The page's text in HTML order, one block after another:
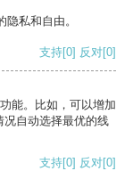
私和自由。
支持[0] 反对[0]
能。比如，可以增加
况自动选择最优的线
支持[0] 反对[0]